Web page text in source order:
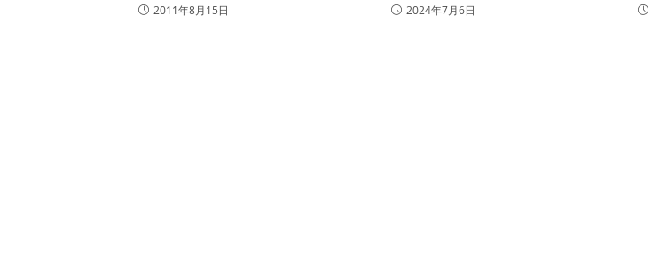
2011年8月15日 2024年7月6日